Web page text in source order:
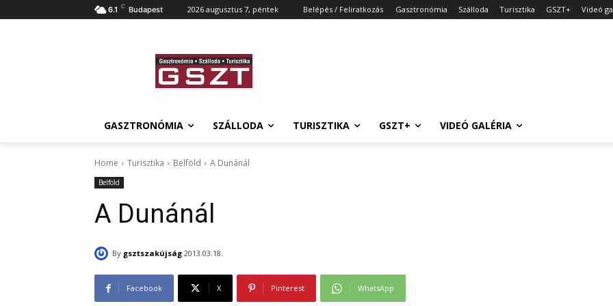
6.1 C Budapest 2026 augusztus 7, péntek Belépés / Feliratkozás Gasztronómia Szálloda Turisztika GSZT+ Videó
GASZTRONÓMIA SZÁLLODA TURISZTIKA GSZT+ VIDEÓ GALÉRIA
Home Turisztika Belföld A Dunánál
Belföld
A Dunánál
By gsztszakújság 2013.03.18.
Facebook X Pinterest WhatsApp